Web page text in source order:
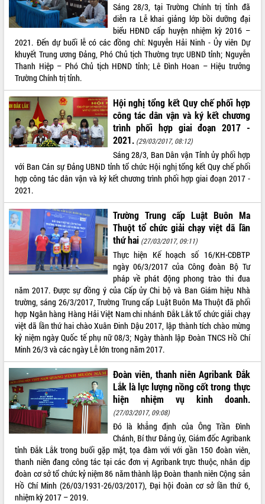
Khám bệnh, cấp phát thuốc miễn phí
và tặng quà người dân xã Cư Pui
Hội nghị UBND tỉnh Đắk Lắk thường kỳ
tháng 7/2026
Lễ truy tặng danh hiệu “Bà Mẹ Việt
Nam Anh hùng” và trao Huân chương
Lao động
UBND tỉnh Đắk Lắk triển khai nhiệm
vụ 6 tháng cuối năm 2026
Kỳ họp thứ Hai, Hội đồng nhân dân
tỉnh khóa XI quyết nghị nhiều nội dung
quan trọng
Bí thư Tỉnh ủy Lương Nguyễn Minh
Triết thăm, tặng quà người có công với
Rà soát, hoàn thiện hệ thống thiết chế
văn hóa, thể thao đáp ứng yêu cầu
phát triển mới
Thường trực HĐND tỉnh Đắk Lắk gặp
mặt Đoàn chuyên gia y tế TP. Hồ Chí
Minh
Lễ truy điệu và an táng hài cốt liệt sĩ
tại Nghĩa trang Liệt sĩ xã Sơn Hòa
Bàn giải pháp tháo gỡ khó khăn trong
xuất khẩu sầu riêng và triển khai quy
định EUDR
Thứ trưởng Bộ Nông nghiệp và Môi
trường Nguyễn Hoàng Hiệp khảo sát
vùng trồng và doanh nghiệp đóng gói
sầu riêng tại Đắk Lắk
Trình diễn nghệ thuật chế biến các
món ăn từ sầu riêng
Đắk Lắk công bố Quy hoạch và xúc
tiến đầu tư tỉnh
Ngành cá ngừ Đắk Lắk chủ động thích
ứng để giữ vững thị trường xuất khẩu
Diễn đàn Kinh tế tư nhân Việt Nam đột
phá cơ chế - Hợp tác công tư
ALBUM ẢNH
LIÊN KẾT WEB
Hôm nay: 37481
Tất cả: 66082804
Sáng 28/3, tại Trường Chính trị tỉnh đã
diễn ra Lễ khai giảng lớp bồi dưỡng đại
biểu HĐND cấp huyện nhiệm kỳ 2016 –
2021. Đến dự buổi lễ có các đồng chí: Nguyễn Hải Ninh - Ủy viên Dự
khuyết Trung ương Đảng, Phó Chủ tịch Thường trực UBND tỉnh; Nguyễn
Thanh Hiệp – Phó Chủ tịch HĐND tỉnh; Lê Đình Hoan – Hiệu trưởng
Trường Chính trị tỉnh.
Hội nghị tổng kết Quy chế phối hợp
công tác dân vận và ký kết chương
trình phối hợp giai đoạn 2017 -
2021. (29/03/2017, 08:12)
Sáng 28/3, Ban Dân vận Tỉnh ủy phối hợp
với Ban Cán sự Đảng UBND tỉnh tổ chức Hội nghị tổng kết Quy chế phối
hợp công tác dân vận và ký kết chương trình phối hợp giai đoạn 2017 -
2021.
Trường Trung cấp Luật Buôn Ma
Thuột tổ chức giải chạy việt dã lần
thứ hai (27/03/2017, 09:11)
Thực hiện Kế hoạch số 16/KH-CĐBTP
ngày 06/3/2017 của Công đoàn Bộ Tư
pháp về phát động phong trào thi đua
năm 2017. Được sự đồng ý của Cấp ủy Chi bộ và Ban Giám hiệu Nhà
trường, sáng 26/3/2017, Trường Trung cấp Luật Buôn Ma Thuột đã phối
hợp Ngân hàng Hàng Hải Việt Nam chi nhánh Đắk Lắk tổ chức giải chạy
việt dã lần thứ hai chào Xuân Đinh Dậu 2017, lập thành tích chào mừng
kỷ niệm ngày Quốc tế phụ nữ 08/3; Ngày thành lập Đoàn TNCS Hồ Chí
Minh 26/3 và các ngày Lễ lớn trong năm 2017.
Đoàn viên, thanh niên Agribank Đắk
Lắk là lực lượng nồng cốt trong thực
hiện nhiệm vụ kinh doanh.
(27/03/2017, 09:08)
Đó là khẳng định của Ông Trần Đình
Chánh, Bí thư Đảng ủy, Giám đốc Agribank
tỉnh Đắk Lắk trong buổi gặp mặt, tọa đàm với với gần 150 đoàn viên,
thanh niên đang công tác tại các đơn vị Agribank trực thuộc, nhân dịp
đoàn cơ sở tổ chức kỷ niệm 86 năm thành lập Đoàn thanh niên Cộng sản
Hồ Chí Minh (26/03/1931-26/03/2017), Đại hội đoàn cơ sở lần thứ 6,
nhiệm kỳ 2017 – 2019.